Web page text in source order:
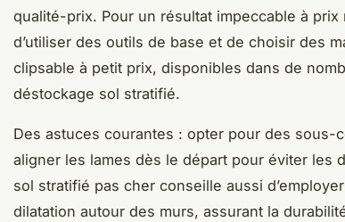
qualité-prix. Pour un résultat impeccable à
d’utiliser des outils de base et de choisir des
clipsable à petit prix, disponibles dans de
déstockage sol stratifié.
Des astuces courantes : opter pour des sous-
aligner les lames dès le départ pour éviter les
sol stratifié pas cher conseille aussi
dilatation autour des murs, assurant la